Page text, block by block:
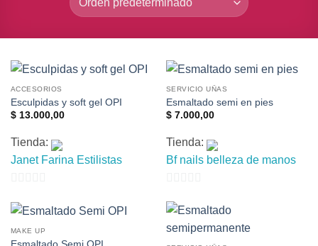
ACCESORIOS
Esculpidas y soft gel OPI
$13.000,00
Tienda:
Janet Farina Estilistas
de
5
SERVICIO UÑAS
Esmaltado semi en pies
$7.000,00
Tienda:
Bf nails belleza de manos
de
5
MAKE UP